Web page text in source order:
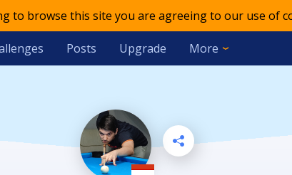
to browse this site you are agreeing to our use of
Posts Upgrade More